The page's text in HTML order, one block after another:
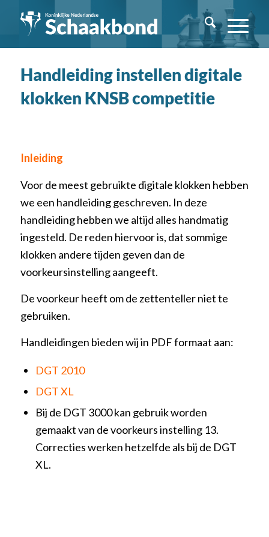
Handleiding instellen digitale
klokken KNSB competitie
Inleiding
Voor de meest gebruikte digitale klokken hebben
we een handleiding geschreven. In deze
handleiding hebben we altijd alles handmatig
ingesteld. De reden hiervoor is, dat sommige
klokken andere tijden geven dan de
voorkeursinstelling aangeeft.
De voorkeur heeft om de zettenteller niet te
gebruiken.
Handleidingen bieden wij in PDF formaat aan:
DGT 2010
DGT XL
Bij de DGT 3000 kan gebruik worden
gemaakt van de voorkeurs instelling 13.
Correcties werken hetzelfde als bij de DGT
XL.